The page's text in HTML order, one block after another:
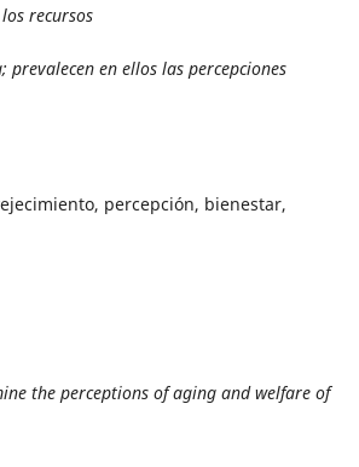
recursos
prevalecen en ellos las percepciones
percepción, bienestar,
the perceptions of aging and welfare of